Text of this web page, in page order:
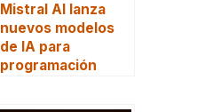
Mistral AI lanza
nuevos modelos
de IA para
programación